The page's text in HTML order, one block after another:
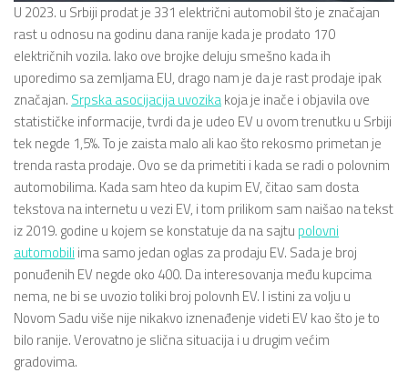
U 2023. u Srbiji prodat je 331 električni automobil što je značajan
rast u odnosu na godinu dana ranije kada je prodato 170
električnih vozila. Iako ove brojke deluju smešno kada ih
uporedimo sa zemljama EU, drago nam je da je rast prodaje ipak
značajan. Srpska asocijacija uvozikakoja je inače i objavila ove
statističke informacije, tvrdi da je udeo EV u ovom trenutku u Srbiji
tek negde 1,5%. To je zaista malo ali kao što rekosmo primetan je
trenda rasta prodaje. Ovo se da primetiti i kada se radi o polovnim
automobilima. Kada sam hteo da kupim EV, čitao sam dosta
tekstova na internetu u vezi EV, i tom prilikom sam naišao na tekst
iz 2019. godine u kojem se konstatuje da na sajtu polovni
automobili ima samo jedan oglas za prodaju EV. Sada je broj
ponuđenih EV negde oko 400. Da interesovanja među kupcima
nema, ne bi se uvozio toliki broj polovnh EV. I istini za volju u
Novom Sadu više nije nikakvo iznenađenje videti EV kao što je to
bilo ranije. Verovatno je slična situacija i u drugim većim
gradovima.